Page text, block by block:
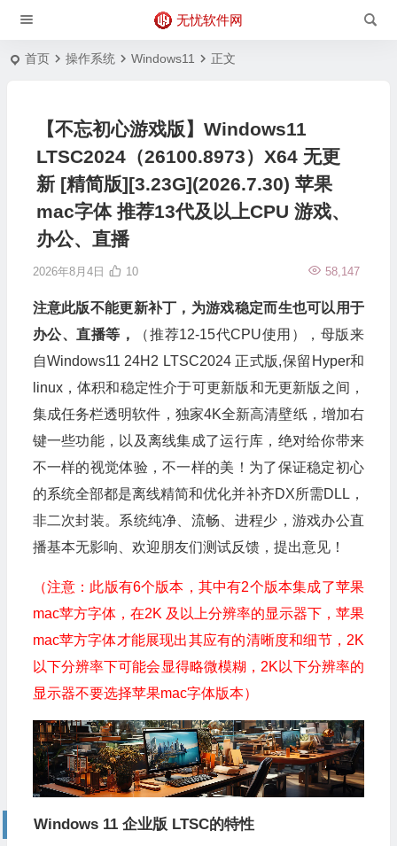
无忧软件网
首页 操作系统 Windows11 正文
【不忘初心游戏版】Windows11
LTSC2024（26100.8973）X64 无更
新 [精简版][3.23G](2026.7.30) 苹果
mac字体 推荐13代及以上CPU 游戏、
办公、直播
2026年8月4日 58,147
10
注意此版不能更新补丁，为游戏稳定而生也可以用于
办公、直播等，
（推荐12-15代CPU使用），母版来
自Windows11 24H2 LTSC2024 正式版,保留Hyper和
linux，体积和稳定性介于可更新版和无更新版之间，
集成任务栏透明软件，独家4K全新高清壁纸，增加右
键一些功能，以及离线集成了运行库，绝对给你带来
不一样的视觉体验，不一样的美！为了保证稳定初心
的系统全部都是离线精简和优化并补齐DX所需DLL，
非二次封装。系统纯净、流畅、进程少，游戏办公直
播基本无影响、欢迎朋友们测试反馈，提出意见！
（注意：此版有6个版本，其中有2个版本集成了苹果
mac苹方字体，在2K 及以上分辨率的显示器下，苹果
mac苹方字体才能展现出其应有的清晰度和细节，2K
以下分辨率下可能会显得略微模糊，2K以下分辨率的
显示器不要选择苹果mac字体版本）
Windows 11 企业版 LTSC的特性